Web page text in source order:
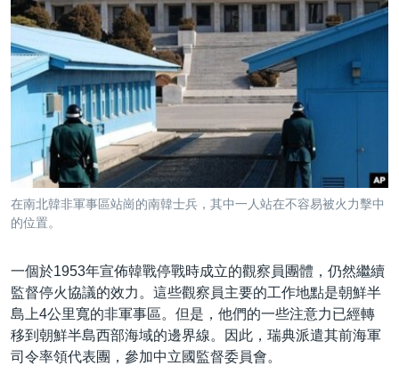
轉
到
導
航
到
新聞自由
揭謊頻道
美國
國際
經貿
視頻
VOA 60秒 (國際)
美國專訊
視頻存檔
時事經緯
新聞音頻
海外港人
國語
關注我們
在南北韓非軍事區站崗的南韓士兵，其中一人站在不容易被火力擊中
的位置。
一個於1953年宣佈韓戰停戰時成立的觀察員團體，仍然繼續
監督停火協議的效力。這些觀察員主要的工作地點是朝鮮半
島上4公里寬的非軍事區。但是，他們的一些注意力已經轉
移到朝鮮半島西部海域的邊界線。因此，瑞典派遣其前海軍
司令率領代表團，參加中立國監督委員會。